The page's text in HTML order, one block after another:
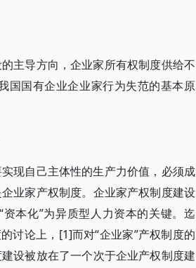
主导方向，企业家所有权制度供给不
国国有企业企业家行为失范的基本原
现自己主体性的生产力价值，必须成
业家产权制度。企业家产权制度建设
本化”为异质型人力资本的关键。迄
讨论上，[1]而对“企业家”产权制度的
设被放在了一个次于企业产权制度建